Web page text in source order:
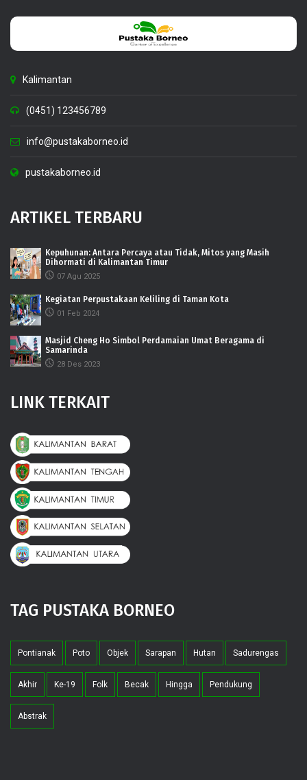
Kalimantan
(0451) 123456789
info@pustakaborneo.id
pustakaborneo.id
ARTIKEL TERBARU
Kepuhunan: Antara Percaya atau Tidak, Mitos yang Masih
Dihormati di Kalimantan Timur
07 Agu 2025
Kegiatan Perpustakaan Keliling di Taman Kota
01 Feb 2024
Masjid Cheng Ho Simbol Perdamaian Umat Beragama di
Samarinda
28 Des 2023
LINK TERKAIT
TAG PUSTAKA BORNEO
Pontianak Poto Objek Sarapan Hutan Sadurengas
Akhir Ke-19 Folk Becak Hingga Pendukung
Abstrak